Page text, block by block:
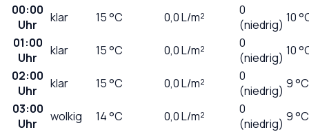
00:00
Uhr
klar 15°C 0,0L/m²
0
(niedrig) 10
01:00
Uhr
klar 15°C 0,0L/m²
0
(niedrig) 10
02:00
Uhr
klar 15°C 0,0L/m²
0
(niedrig) 9 °C
03:00
Uhr
wolkig 14°C 0,0L/m²
0
(niedrig) 9 °C